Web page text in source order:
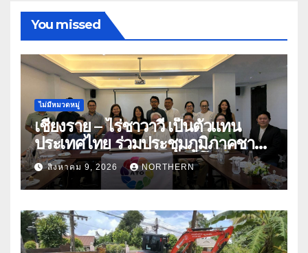
You missed
ไม่มีหมวดหมู่
เชียงราย – ไร่ชาวาวี เป็นตัวแทน
ประเทศไทย ร่วมประชุมภูมิภาคชา
อาเซียน ATO 2026 ที่อินโดนีเซีย
หารืออนาคตอุตสาหกรรมชา
ท่ามกลางความท้าทายโลก
สิงหาคม 9, 2026 NORTHERN